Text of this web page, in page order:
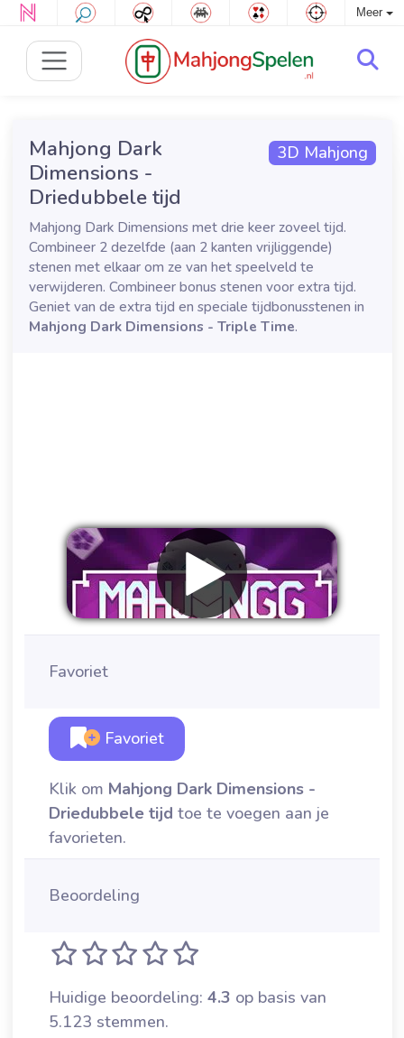
Meer
3D Mahjong
Mahjong Dark
Dimensions -
Driedubbele tijd
Mahjong Dark Dimensions met drie keer zoveel tijd.
Combineer 2 dezelfde (aan 2 kanten vrijliggende)
stenen met elkaar om ze van het speelveld te
verwijderen. Combineer bonus stenen voor extra tijd.
Geniet van de extra tijd en speciale tijdbonusstenen in
Mahjong Dark Dimensions - Triple Time.
Favoriet
Favoriet
Klik om Mahjong Dark Dimensions -
Driedubbele tijd toe te voegen aan je
favorieten.
Beoordeling
Huidige beoordeling: 4.3 op basis van
5.123 stemmen.